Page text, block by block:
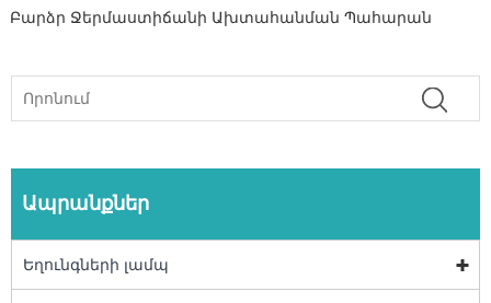
Բարձր Ջերմաստիճանի Ախտահանման Պահարան
Ապրանքներ
Եղունգների լամպ